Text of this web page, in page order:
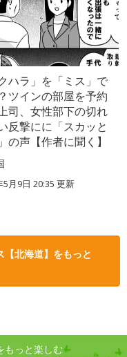
ハラ」を「ミス」で
ツインの部屋を予約
司、女性部下の切れ
反撃にに「スカッと
の声【作者に聞く】
5月9日 20:35 更新
【北海道】をもっと
もっと楽しむ